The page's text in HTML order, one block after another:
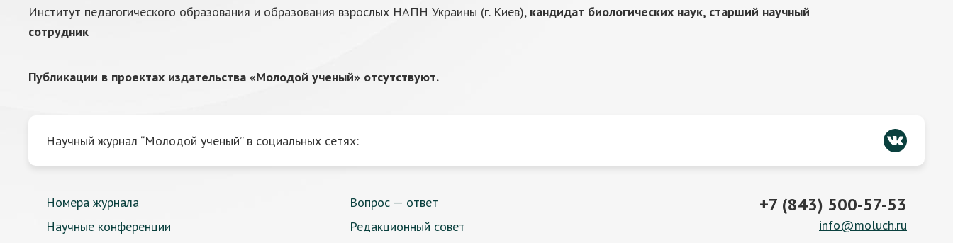
Институт педагогического образования и образования взрослых НАПН Украины (г. Киев), кандидат биологических наук, старший научный
сотрудник
Публикации в проектах издательства «Молодой ученый» отсутствуют.
Научный журнал “Молодой ученый” в социальных сетях:
Номера журнала
Научные конференции
Вопрос — ответ
Редакционный совет
+7 (843) 500-57-53
info@moluch.ru